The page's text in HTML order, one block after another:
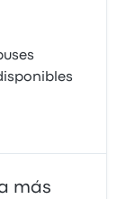
más